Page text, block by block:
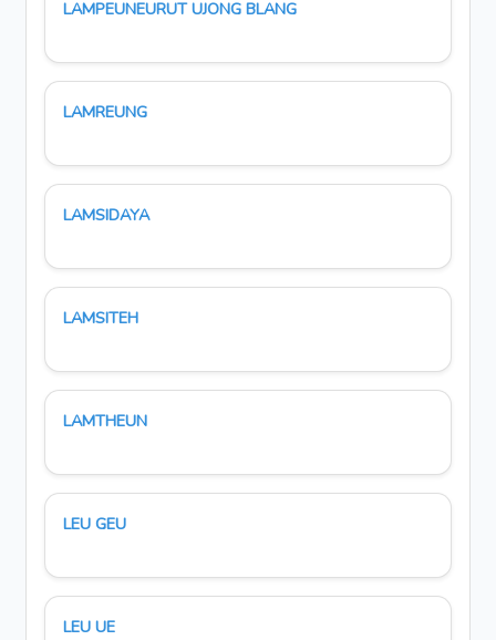
LAMPEUNEURUT UJONG BLANG
LAMREUNG
LAMSIDAYA
LAMSITEH
LAMTHEUN
LEU GEU
LEU UE